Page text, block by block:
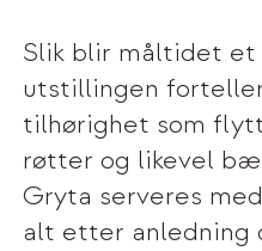
Slik blir måltidet
utstillingen
tilhørighet som
røtter og likevel
Gryta serveres
alt etter anledning